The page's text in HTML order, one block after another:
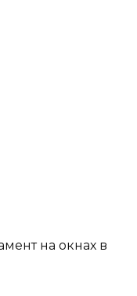
на окнах в